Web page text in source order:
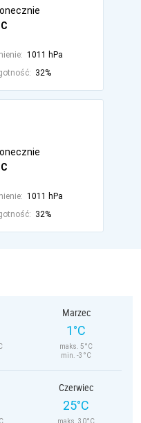
1011 hPa
32%
1011 hPa
32%
Marzec
1°C
maks. 5°C
min. -3°C
Czerwiec
25°C
maks. 30°C